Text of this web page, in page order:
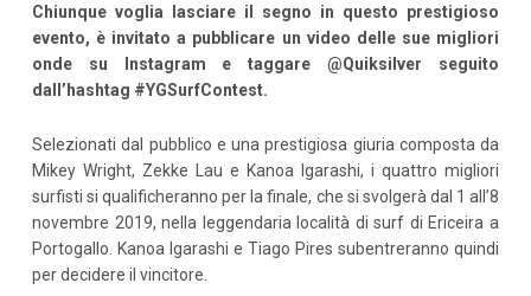
Chiunque voglia lasciare il segno in questo prestigioso
evento, è invitato a pubblicare un video delle sue migliori
onde su Instagram e taggare @Quiksilver seguito
dall’hashtag #YGSurfContest.
Selezionati dal pubblico e una prestigiosa giuria composta da
Mikey Wright, Zekke Lau e Kanoa Igarashi, i quattro migliori
surfisti si qualificheranno per la finale, che si svolgerà dal 1 all’8
novembre 2019, nella leggendaria località di surf di Ericeira a
Portogallo. Kanoa Igarashi e Tiago Pires subentreranno quindi
per decidere il vincitore.